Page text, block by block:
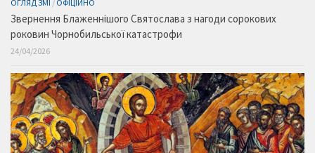
ОГЛЯД ЗМІ / ОФІЦІЙНО
Звернення Блаженнішого Святослава з нагоди сорокових
роковин Чорнобильської катастрофи
24/04/2026